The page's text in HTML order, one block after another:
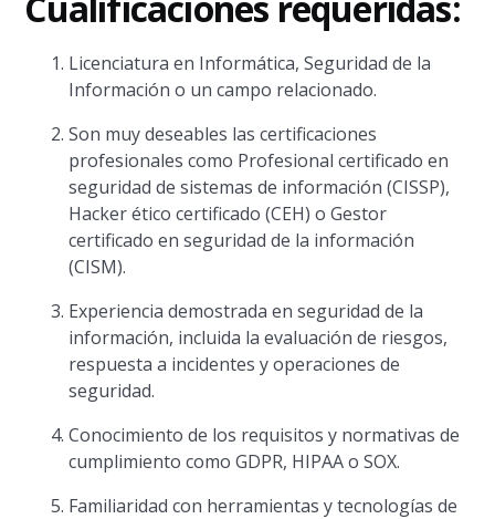
Licenciatura en Informática, Seguridad de la
Información o un campo relacionado.
Son muy deseables las certificaciones
profesionales como Profesional certificado en
seguridad de sistemas de información (CISSP),
Hacker ético certificado (CEH) o Gestor
certificado en seguridad de la información
(CISM).
Experiencia demostrada en seguridad de la
información, incluida la evaluación de riesgos,
respuesta a incidentes y operaciones de
seguridad.
Conocimiento de los requisitos y normativas de
cumplimiento como GDPR, HIPAA o SOX.
Familiaridad con herramientas y tecnologías de